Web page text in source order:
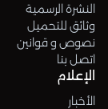
النشرة الرسمية
وثائق للتحميل
نصوص و قوانين
اتصل بنا
الإعلام
الأخبار